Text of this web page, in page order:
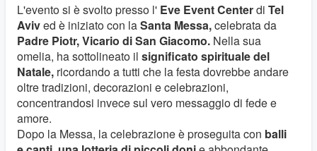
L'evento si è svolto presso l' Eve Event Centerdi Tel
Avived è iniziato con laSanta Messa,celebrata da
Padre Piotr, Vicario di San Giacomo. Nella sua
omelia, ha sottolineato il significato spirituale del
Natale, ricordando a tutti che la festa dovrebbe andare
oltre tradizioni, decorazioni e celebrazioni,
concentrandosi invece sul vero messaggio di fede e
amore.
Dopo la Messa, la celebrazione è proseguita con balli